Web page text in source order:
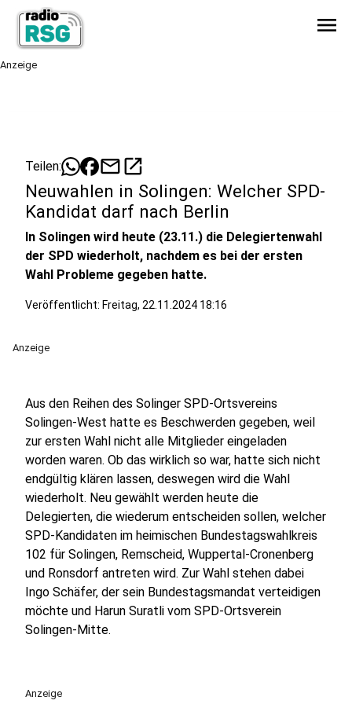
menu
Anzeige
Teilen: mailopen_in_new
Neuwahlen in Solingen: Welcher SPD-
Kandidat darf nach Berlin
In Solingen wird heute (23.11.) die Delegiertenwahl
der SPD wiederholt, nachdem es bei der ersten
Wahl Probleme gegeben hatte.
Veröffentlicht: Freitag, 22.11.2024 18:16
Anzeige
Aus den Reihen des Solinger SPD-Ortsvereins
Solingen-West hatte es Beschwerden gegeben, weil
zur ersten Wahl nicht alle Mitglieder eingeladen
worden waren. Ob das wirklich so war, hatte sich nicht
endgültig klären lassen, deswegen wird die Wahl
wiederholt. Neu gewählt werden heute die
Delegierten, die wiederum entscheiden sollen, welcher
SPD-Kandidaten im heimischen Bundestagswahlkreis
102 für Solingen, Remscheid, Wuppertal-Cronenberg
und Ronsdorf antreten wird. Zur Wahl stehen dabei
Ingo Schäfer, der sein Bundestagsmandat verteidigen
möchte und Harun Suratli vom SPD-Ortsverein
Solingen-Mitte.
Anzeige